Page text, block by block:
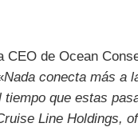
CEO de Ocean
Nada conecta más a
tiempo que estas
Line Holdings,